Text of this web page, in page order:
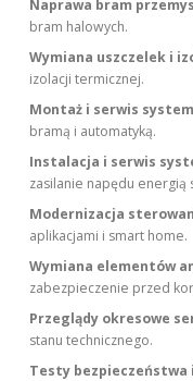
Naprawa bram
bram halowych.
Wymiana uszczelek i
izolacji termicznej.
Montaż i serwis
bramą i automatyką.
Instalacja i serwis
zasilanie napędu energią
Modernizacja
aplikacjami i smart home.
Wymiana elementów
zabezpieczenie przed
Przeglądy okresowe
stanu technicznego.
Testy